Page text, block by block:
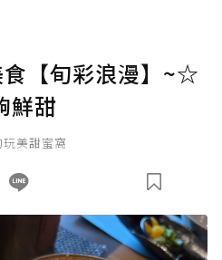
【旬彩浪漫】~☆
鮮甜
美甜蜜窩